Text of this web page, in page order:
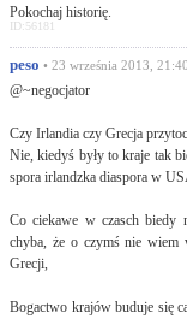
Pokochaj historię.
ID:56181
peso • 23 września 2013, 21:40
@~negocjator
Czy Irlandia czy Grecja
Nie, kiedyś były to kraje tak
spora irlandzka diaspora w
Co ciekawe w czasch biedy
chyba, że o czymś nie wiem
Grecji,
Bogactwo krajów buduje się